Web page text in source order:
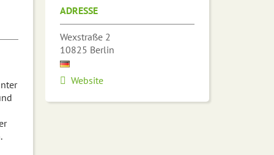
ADRESSE
Wexstraße 2
10825 Berlin
Website